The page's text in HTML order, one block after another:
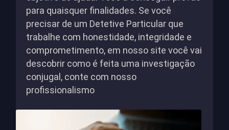
para quaisquer finalidades. Se você
precisar de um Detetive Particular que
trabalhe com honestidade, integridade e
comprometimento, em nosso site você vai
descobrir como é feita uma investigação
conjugal, conte com nosso
profissionalismo